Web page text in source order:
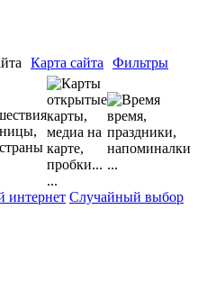
Карта сайта Фильтры
интернет Случайный выбор